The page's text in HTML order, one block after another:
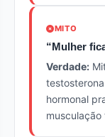
MITO
“Mulher
Verdade:
hormonal